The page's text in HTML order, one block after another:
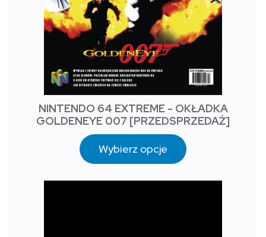
NINTENDO 64 EXTREME - OKŁADKA
GOLDENEYE 007 [PRZEDSPRZEDAŻ]
Wybierz opcje